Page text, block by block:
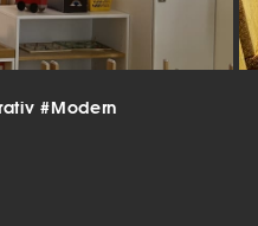
#Modern
Essenzielle Cookies
einwandfreie Funktion der
verstehen, wie unsere